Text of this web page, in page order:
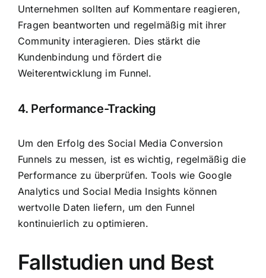
Unternehmen sollten auf Kommentare reagieren,
Fragen beantworten und regelmäßig mit ihrer
Community interagieren. Dies stärkt die
Kundenbindung und fördert die
Weiterentwicklung im Funnel.
4. Performance-Tracking
Um den Erfolg des Social Media Conversion
Funnels zu messen, ist es wichtig, regelmäßig die
Performance zu überprüfen. Tools wie Google
Analytics und Social Media Insights können
wertvolle Daten liefern, um den Funnel
kontinuierlich zu optimieren.
Fallstudien und Best